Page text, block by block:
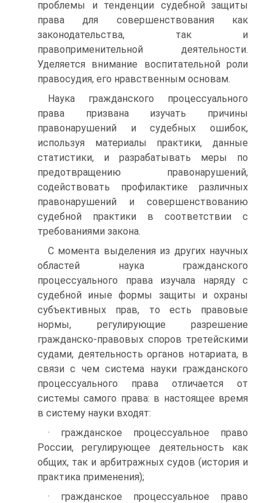
проблемы и тенденции судебной защиты
права для совершенствования как
законодательства, так и
правоприменительной деятельности.
Уделяется внимание воспитательной роли
правосудия, его нравственным основам.
Наука гражданского процессуального
права призвана изучать причины
правонарушений и судебных ошибок,
используя материалы практики, данные
статистики, и разрабатывать меры по
предотвращению правонарушений,
содействовать профилактике различных
правонарушений и совершенствованию
судебной практики в соответствии с
требованиями закона.
С момента выделения из других научных
областей наука гражданского
процессуального права изучала наряду с
судебной иные формы защиты и охраны
субъективных прав, то есть правовые
нормы, регулирующие разрешение
гражданско-правовых споров третейскими
судами, деятельность органов нотариата, в
связи с чем система науки гражданского
процессуального права отличается от
системы самого права: в настоящее время
в систему науки входят:
· гражданское процессуальное право
России, регулирующее деятельность как
общих, так и арбитражных судов (история и
практика применения);
· гражданское процессуальное право